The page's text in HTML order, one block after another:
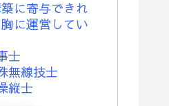
に寄与できれ
に運営してい
士
無線技士
縦士